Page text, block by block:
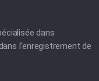
dans
l'enregistrement de